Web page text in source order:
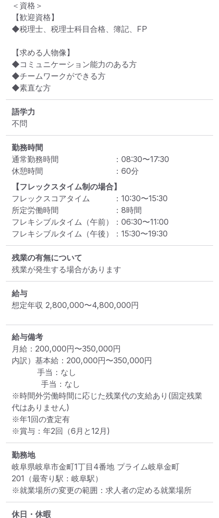
＜資格＞
【歓迎資格】
◆税理士、税理士科目合格、簿記、FP
【求める人物像】
◆コミュニケーション能力のある方
◆チームワークができる方
◆素直な方
語学力
不問
勤務時間
通常勤務時間
： 08:30〜17:30
休憩時間
： 60分
【フレックスタイム制の場合】
フレックスコアタイム
： 10:30〜15:30
所定労働時間
： 8時間
フレキシブルタイム（午前）
： 06:30〜11:00
フレキシブルタイム（午後）
： 15:30〜19:30
残業の有無について
残業が発生する場合があります
給与
想定年収 2,800,000〜4,800,000円
給与備考
月給：200,000円〜350,000円
内訳）基本給：200,000円〜350,000円
手当：なし
※時間外労働時間に応じた残業代の支給あり(固定残業
代はありません)
※年1回の査定有
※賞与：年2回（6月と12月)
勤務地
岐阜県岐阜市金町1丁目4番地 プライム岐阜金町
201 （最寄り駅：岐阜駅）
※就業場所の変更の範囲：求人者の定める就業場所
休日・休暇